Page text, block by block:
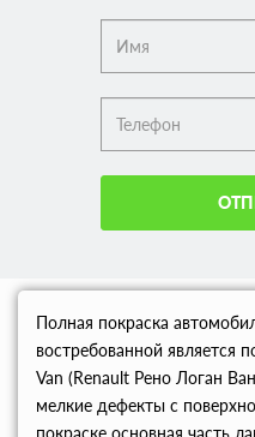
Полная покраска
востребованной является
Van (Renault Рено Логан
мелкие дефекты с
покраске основная часть